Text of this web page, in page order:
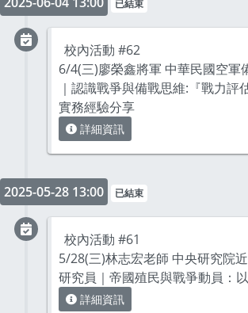
已結束
校內活動 #62
6/4(三)廖榮鑫將軍 中華民國空軍
｜認識戰爭與備戰思維:『戰力評
實務經驗分享
詳細資訊
2025-05-28 13:00 已結束
校內活動 #61
5/28(三)林志宏老師 中央研究院
研究員｜帝國殖民與戰爭動員：
詳細資訊